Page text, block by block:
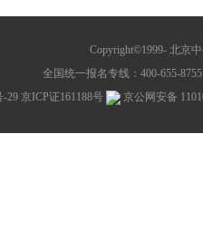
Copyright©1999- 北京
全国统一报名专线：400-655-
-29 京ICP证161188号 京公网安备